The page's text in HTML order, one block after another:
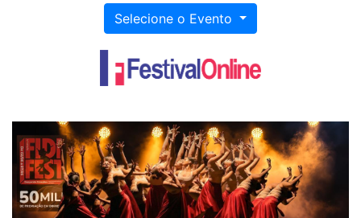
Selecione o Evento